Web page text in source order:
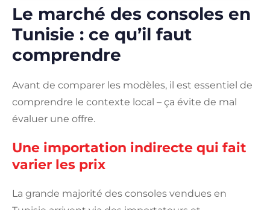
Le marché des consoles en
Tunisie : ce qu’il faut
comprendre
Avant de comparer les modèles, il est essentiel de
comprendre le contexte local – ça évite de mal
évaluer une offre.
Une importation indirecte qui fait
varier les prix
La grande majorité des consoles vendues en